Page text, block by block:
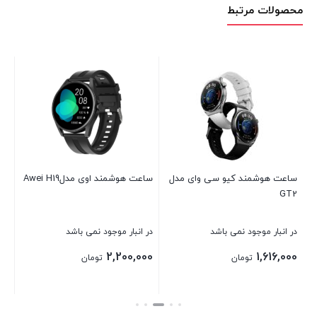
محصولات مرتبط
ساعت هوشمند کیو سی وای مدل
GT2
در انبار موجود نمی باشد
1,616,000 تومان
ساعت هوشمند اوی مدلAwei H19
در انبار موجود نمی باشد
2,200,000 تومان
بستن